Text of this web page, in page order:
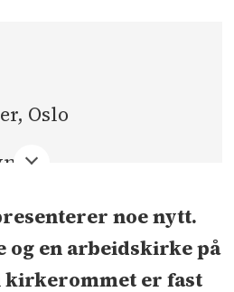
Oslo
noe nytt.
en arbeidskirke på
kirkerommet er fast